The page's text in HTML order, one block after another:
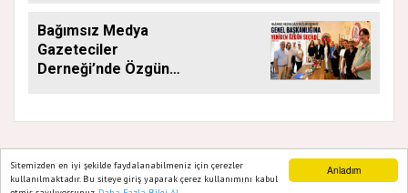
Anladım
Sitemizden en iyi şekilde faydalanabilmeniz için çerezler
kullanılmaktadır. Bu siteye giriş yaparak çerez kullanımını kabul
Bağımsız Medya
Gazeteciler
Derneği’nde Özgün